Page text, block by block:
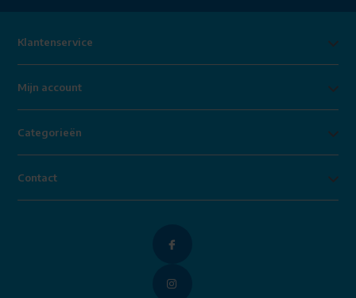
Klantenservice
Mijn account
Categorieën
Contact